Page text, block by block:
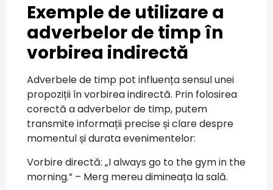
Exemple de utilizare a
adverbelor de timp în
vorbirea indirectă
Adverbele de timp pot influența sensul unei
propoziții în vorbirea indirectă. Prin folosirea
corectă a adverbelor de timp, putem
transmite informații precise și clare despre
momentul și durata evenimentelor:
Vorbire directă: „I always go to the gym in the
morning.” – Merg mereu dimineața la sală.